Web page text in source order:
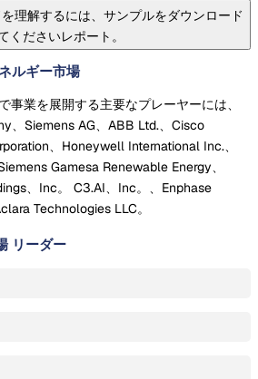
理解するには、サンプルをダウンロード
くださいレポート。
ルギー市場
事業を展開する主要なプレーヤーには、
、Siemens AG、ABB Ltd.、Cisco
、Honeywell International Inc.、
Gamesa Renewable Energy、
、Inc。 C3.AI、Inc。、Enphase
Technologies LLC。
リーダー